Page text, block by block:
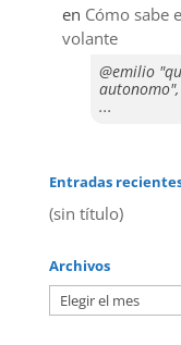
en ​Cómo sabe
volante
@emilio
...
Entradas
(sin título)
Archivos